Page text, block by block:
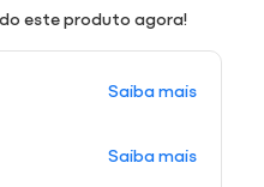
este produto agora!
Saiba mais
Saiba mais